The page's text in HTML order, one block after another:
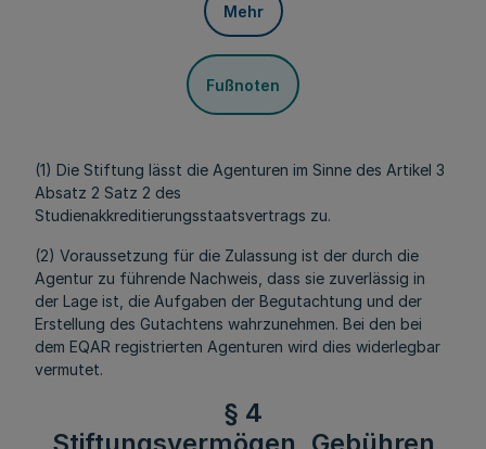
Mehr
Fußnoten
(1) Die Stiftung lässt die Agenturen im Sinne des Artikel 3
Absatz 2 Satz 2 des
Studienakkreditierungsstaatsvertrags zu.
(2) Voraussetzung für die Zulassung ist der durch die
Agentur zu führende Nachweis, dass sie zuverlässig in
der Lage ist, die Aufgaben der Begutachtung und der
Erstellung des Gutachtens wahrzunehmen. Bei den bei
dem EQAR registrierten Agenturen wird dies widerlegbar
vermutet.
§ 4